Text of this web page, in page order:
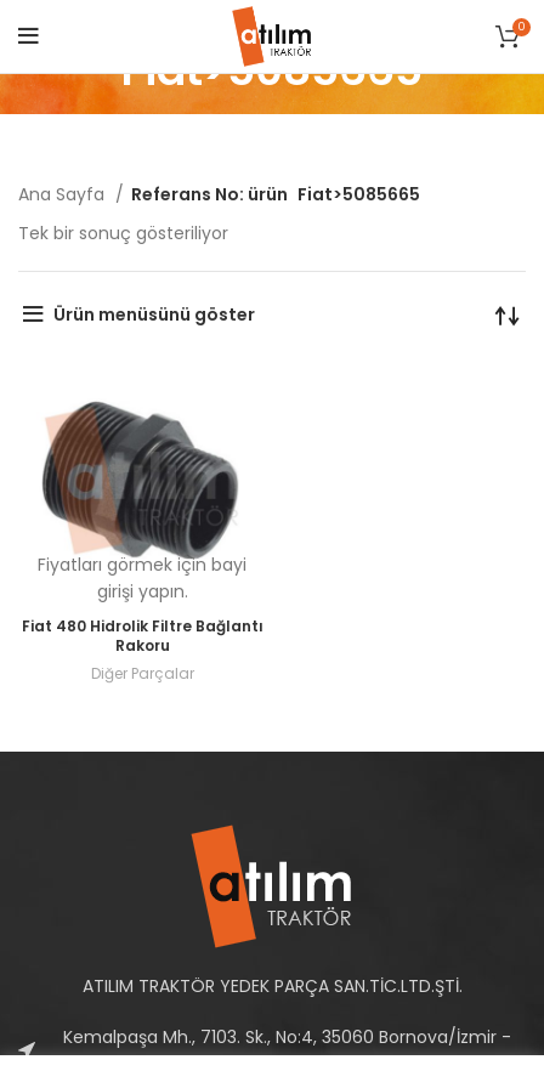
0
Fiat>5085665
Ana Sayfa Referans No: ürün Fiat>5085665
Tek bir sonuç gösteriliyor
Ürün menüsünü göster
Fiyatları görmek için bayi
girişi yapın.
Fiat 480 Hidrolik Filtre Bağlantı
Rakoru
Diğer Parçalar
ATILIM TRAKTÖR YEDEK PARÇA SAN.TİC.LTD.ŞTİ.
Kemalpaşa Mh., 7103. Sk., No:4, 35060 Bornova/İzmir -